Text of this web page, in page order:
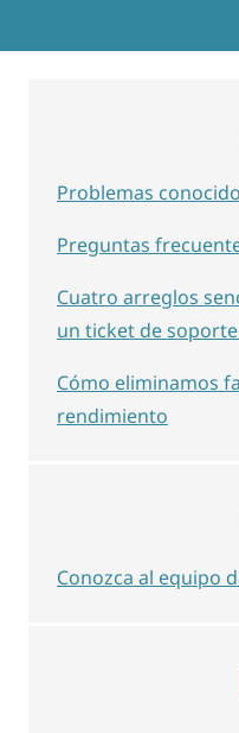
Problemas
Preguntas
Cuatro arreglos
un ticket de
Cómo eliminamos
rendimiento
Conozca al equipo